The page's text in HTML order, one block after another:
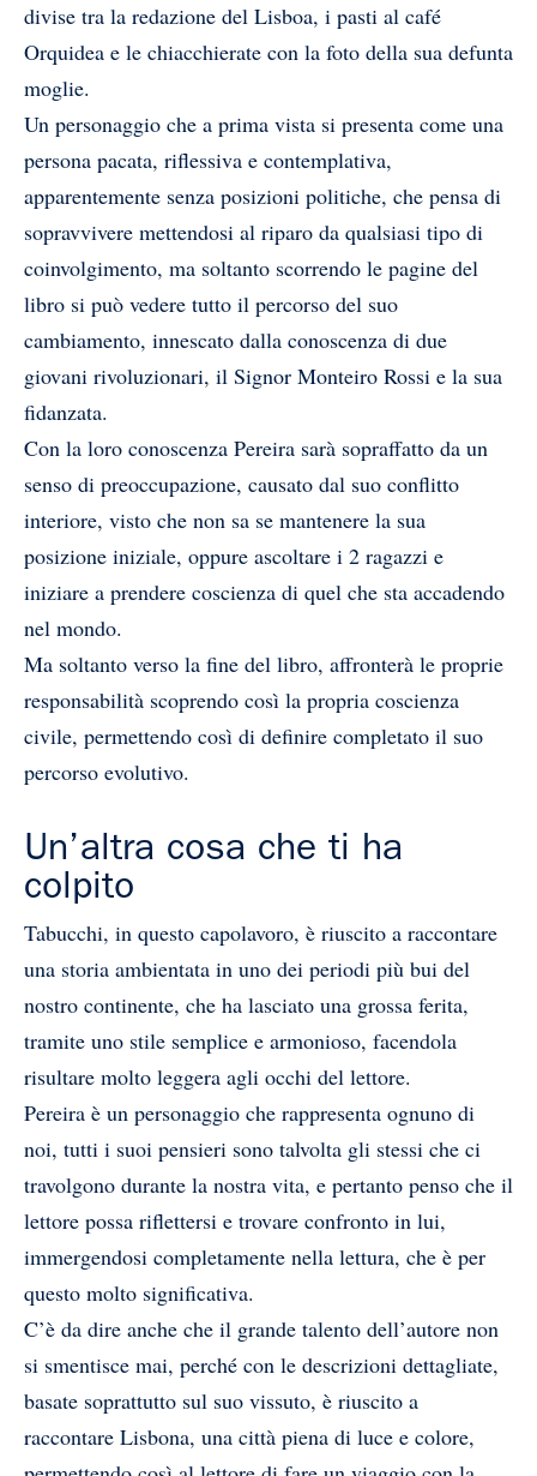
divise tra la redazione del Lisboa, i pasti al café
Orquidea e le chiacchierate con la foto della sua defunta
moglie.
Un personaggio che a prima vista si presenta come una
persona pacata, riflessiva e contemplativa,
apparentemente senza posizioni politiche, che pensa di
sopravvivere mettendosi al riparo da qualsiasi tipo di
coinvolgimento, ma soltanto scorrendo le pagine del
libro si può vedere tutto il percorso del suo
cambiamento, innescato dalla conoscenza di due
giovani rivoluzionari, il Signor Monteiro Rossi e la sua
fidanzata.
Con la loro conoscenza Pereira sarà sopraffatto da un
senso di preoccupazione, causato dal suo conflitto
interiore, visto che non sa se mantenere la sua
posizione iniziale, oppure ascoltare i 2 ragazzi e
iniziare a prendere coscienza di quel che sta accadendo
nel mondo.
Ma soltanto verso la fine del libro, affronterà le proprie
responsabilità scoprendo così la propria coscienza
civile, permettendo così di definire completato il suo
percorso evolutivo.
Un’altra cosa che ti ha
colpito
Tabucchi, in questo capolavoro, è riuscito a raccontare
una storia ambientata in uno dei periodi più bui del
nostro continente, che ha lasciato una grossa ferita,
tramite uno stile semplice e armonioso, facendola
risultare molto leggera agli occhi del lettore.
Pereira è un personaggio che rappresenta ognuno di
noi, tutti i suoi pensieri sono talvolta gli stessi che ci
travolgono durante la nostra vita, e pertanto penso che il
lettore possa riflettersi e trovare confronto in lui,
immergendosi completamente nella lettura, che è per
questo molto significativa.
C’è da dire anche che il grande talento dell’autore non
si smentisce mai, perché con le descrizioni dettagliate,
basate soprattutto sul suo vissuto, è riuscito a
raccontare Lisbona, una città piena di luce e colore,